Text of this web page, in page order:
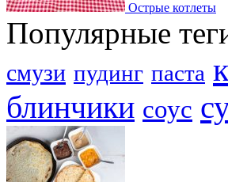
Острые котлеты
Популярные
смузи пудинг паста
блинчики соус